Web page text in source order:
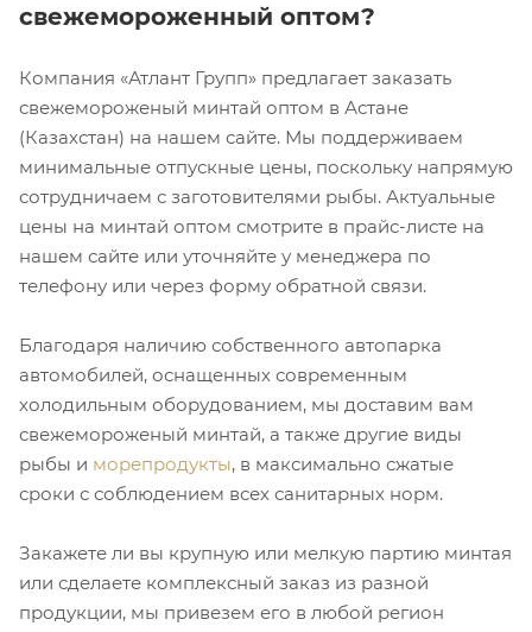
свежемороженный оптом?
Компания «Атлант Групп» предлагает заказать
свежемороженый минтай оптом в Астане
(Казахстан) на нашем сайте. Мы поддерживаем
минимальные отпускные цены, поскольку напрямую
сотрудничаем с заготовителями рыбы. Актуальные
цены на минтай оптом смотрите в прайс-листе на
нашем сайте или уточняйте у менеджера по
телефону или через форму обратной связи.
Благодаря наличию собственного автопарка
автомобилей, оснащенных современным
холодильным оборудованием, мы доставим вам
свежемороженый минтай, а также другие виды
рыбы и морепродукты, в максимально сжатые
сроки с соблюдением всех санитарных норм.
Закажете ли вы крупную или мелкую партию минтая
или сделаете комплексный заказ из разной
продукции, мы привезем его в любой регион